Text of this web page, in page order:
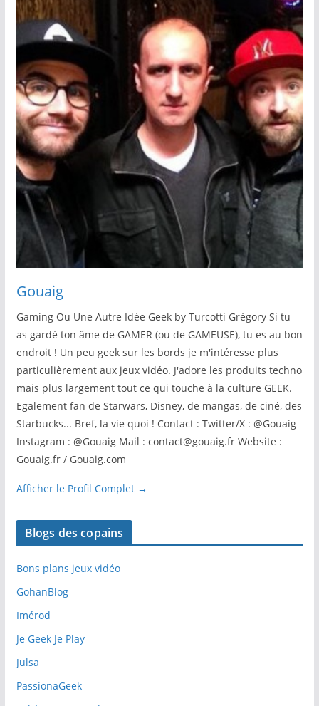
Gouaig
Gaming Ou Une Autre Idée Geek by Turcotti Grégory Si tu
as gardé ton âme de GAMER (ou de GAMEUSE), tu es au bon
endroit ! Un peu geek sur les bords je m'intéresse plus
particulièrement aux jeux vidéo. J'adore les produits techno
mais plus largement tout ce qui touche à la culture GEEK.
Egalement fan de Starwars, Disney, de mangas, de ciné, des
Starbucks... Bref, la vie quoi ! Contact : Twitter/X : @Gouaig
Instagram : @Gouaig Mail : contact@gouaig.fr Website :
Gouaig.fr / Gouaig.com
Afficher le Profil Complet →
Blogs des copains
Bons plans jeux vidéo
GohanBlog
Imérod
Je Geek Je Play
Julsa
PassionaGeek